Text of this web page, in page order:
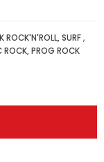
ROCK'N'ROLL, SURF ,
ROCK, PROG ROCK